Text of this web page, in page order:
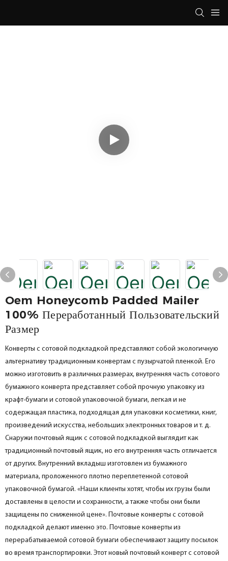
Oem Honeycomb Padded Mailer
100% Переработанный Пользовательский
Размер
Конверты с сотовой подкладкой представляют собой экологичную
альтернативу традиционным конвертам с пузырчатой пленкой. Его
можно изготовить в различных размерах, внутренняя часть сотового
бумажного конверта представляет собой прочную упаковку из
крафт-бумаги и сотовой упаковочной бумаги, легкая и не
содержащая пластика, подходящая для упаковки косметики, книг,
произведений искусства, небольших электронных товаров и т. д.
Снаружи почтовый ящик с сотовой подкладкой выглядит как
традиционный почтовый ящик, но его внутренняя часть отличается
от других. Внутренний вкладыш изготовлен из бумажного
материала, проложенного плотно переплетенной сотовой
упаковочной бумагой. «Наши клиенты хотят, чтобы их грузы были
доставлены в целости и сохранности, а также чтобы они были
защищены по сниженной цене». Почтовые конверты с сотовой
подкладкой делают именно это. Почтовые конверты из
перерабатываемой сотовой бумаги обеспечивают защиту посылок
во время транспортировки. Этот новый почтовый конверт с сотовой